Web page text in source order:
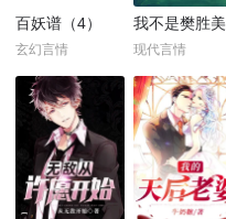
百妖谱（4）
玄幻言情
我不是樊胜美
现代言情